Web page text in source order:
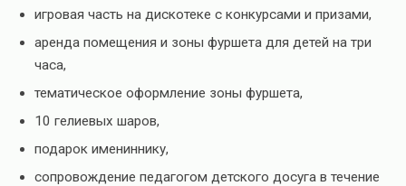
игровая часть на дискотеке с конкурсами и призами,
аренда помещения и зоны фуршета для детей на три
часа,
тематическое оформление зоны фуршета,
10 гелиевых шаров,
подарок имениннику,
сопровождение педагогом детского досуга в течение